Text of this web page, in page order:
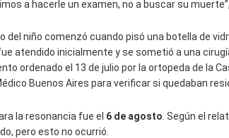
a hacerle un examen, no a buscar su
del niño comenzó cuando pisó una botella de
atendido inicialmente y se sometió a una
ordenado el 13 de julio por la ortopeda de la
Buenos Aires para verificar si quedaban
la resonancia fue el 6 de agosto . Según el
pero esto no ocurrió.